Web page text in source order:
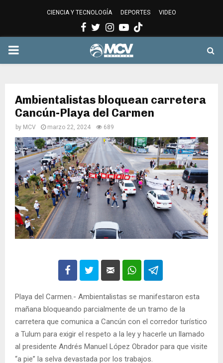
CIENCIA Y TECNOLOGÍA DEPORTES VIDEO
Facebook
Twitter
Instagram
Youtube
PRIMARY
Ambientalistas bloquean carretera
Cancún-Playa del Carmen
by MCV marzo 22, 2024 689
Playa del Carmen.- Ambientalistas se manifestaron esta
mañana bloqueando parcialmente de un tramo de la
carretera que comunica a Cancún con el corredor turístico
a Tulum para exigir el respeto a la ley y hacerle un llamado
al presidente Andrés Manuel López Obrador para que visite
“a pie” la selva devastada por los trabajos.